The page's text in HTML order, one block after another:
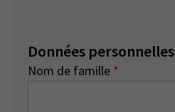
Données personnelles
Nom de famille *